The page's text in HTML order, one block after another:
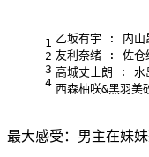
1
2
3
4
乙坂有宇 : 内山
友利奈绪 : 佐仓
高城丈士朗 : 水
西森柚咲&黑羽
最大感受：男主在妹